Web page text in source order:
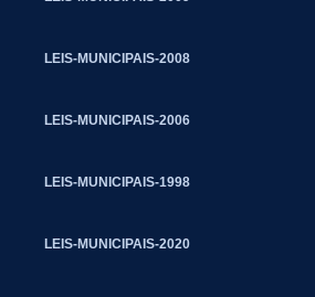
LEIS-MUNICIPAIS-2008
LEIS-MUNICIPAIS-2006
LEIS-MUNICIPAIS-1998
LEIS-MUNICIPAIS-2020